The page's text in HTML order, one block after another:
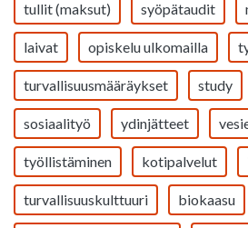
tullit (maksut) syöpätaudit
laivat opiskelu ulkomailla
turvallisuusmääräykset study
sosiaalityö ydinjätteet
työllistäminen kotipalvelut
turvallisuuskulttuuri biokaasu